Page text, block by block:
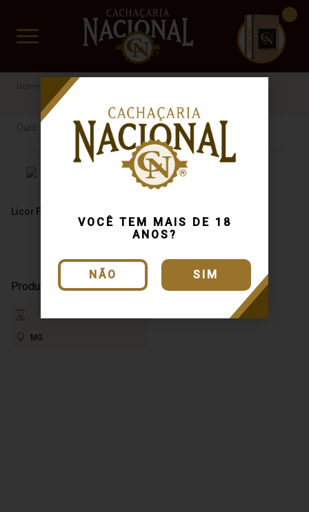
VOCÊ TEM MAIS DE 18
ANOS?
NÃO SIM
www.cachacarianacional.com.br
CUIDADO FRÁGIL
Licor Especiarias
Licor Fino Lord79 750ml
Produto Esgotado
MG